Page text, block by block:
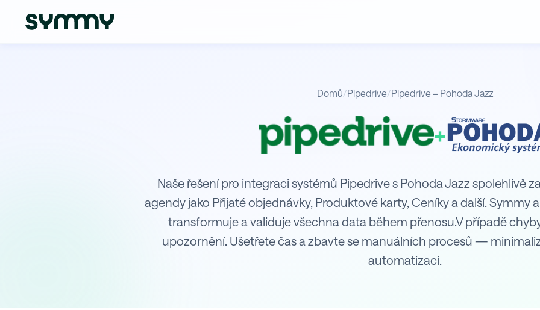
Domů/Pipedrive/Pipedrive – Pohoda Jazz
+
Integrace Pipedrive s Pohoda JazzNaše řešení pro integraci systémů Pipedrive s Pohoda Jazz spolehlivě
agendy jako Přijaté objednávky, Produktové karty, Ceníky a další. Symmy
transformuje a validuje všechna data během přenosu.V případě
upozornění. Ušetřete čas a zbavte se manuálních procesů —
automatizaci.